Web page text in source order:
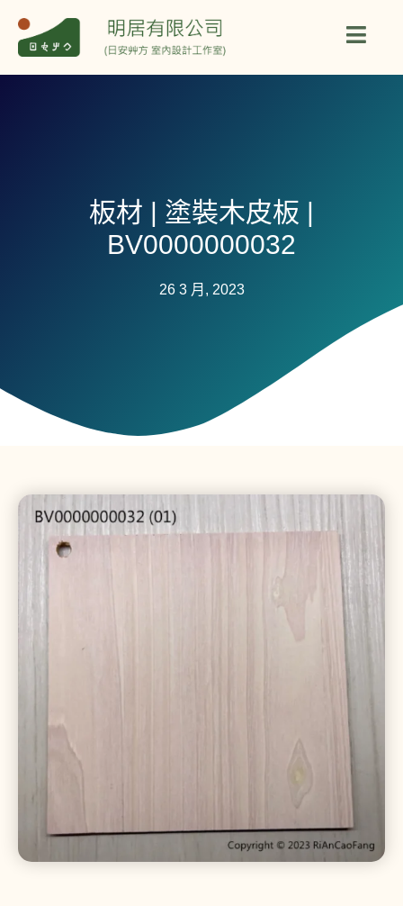
板材 | 塗裝木皮板 |
BV0000000032
26 3 月, 2023